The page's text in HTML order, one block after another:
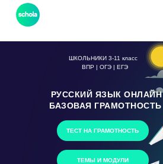
ШКОЛЬНИКИ 3-11 класс
ТЕСТ НА ГРАМОТНОСТЬ
ТЕМЫ И МОДУЛИ
БАЗОВАЯ ГРАМОТНОСТЬ
РУССКИЙ ЯЗЫК ОНЛАЙН
ВПР | ОГЭ | ЕГЭ